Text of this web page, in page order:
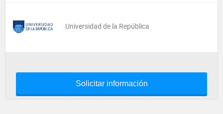
Universidad de la República
Solicitar información